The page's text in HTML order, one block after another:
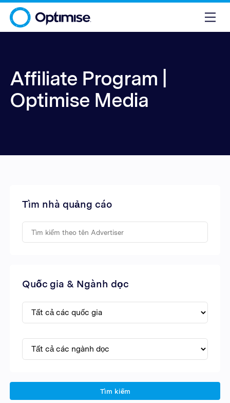
Affiliate Program |
Optimise Media
Tìm nhà quảng cáo
Quốc gia & Ngành dọc
Tìm kiếm